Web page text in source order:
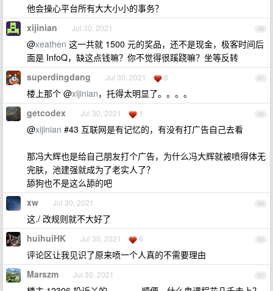
他会操心平台所有大大小小的事务？
46
xijinian Jul 30, 2021
@xeathen 这一共就 1500 元的奖品，还不是现金，极客时间后
面是 InfoQ，缺这点钱嘛？你不觉得很蹊跷嘛？坐等反转
47
superdingdang Jul 30, 2021 8
楼上那个 @xijinian，托得太明显了。。。。
48
getcodex Jul 30, 2021 1
@xijinian #43 互联网是有记忆的，有没有打广告自己去看
那冯大辉也是给自己朋友打个广告，为什么冯大辉就被喷得体无
完肤，池建强就成为了老实人了？
舔狗也不是这么舔的吧
49
xw Jul 30, 2021
这./ 改规则就不大好了
50
huihuiHK Jul 30, 2021 6
评论区让我见识了原来喷一个人真的不需要理由
51
Marszm Jul 30, 2021